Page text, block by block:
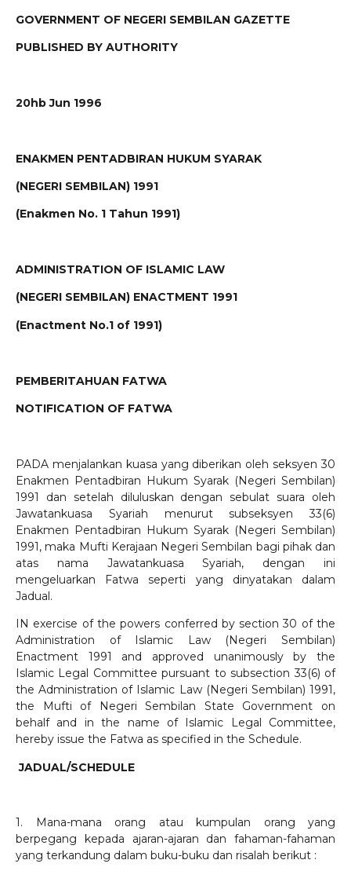
GOVERNMENT OF NEGERI SEMBILAN GAZETTE
PUBLISHED BY AUTHORITY
20hb Jun 1996
ENAKMEN PENTADBIRAN HUKUM SYARAK
(NEGERI SEMBILAN) 1991
(Enakmen No. 1 Tahun 1991)
ADMINISTRATION OF ISLAMIC LAW
(NEGERI SEMBILAN) ENACTMENT 1991
(Enactment No.1 of 1991)
PEMBERITAHUAN FATWA
NOTIFICATION OF FATWA
PADA menjalankan kuasa yang diberikan oleh seksyen 30
Enakmen Pentadbiran Hukum Syarak (Negeri Sembilan)
1991 dan setelah diluluskan dengan sebulat suara oleh
Jawatankuasa Syariah menurut subseksyen 33(6)
Enakmen Pentadbiran Hukum Syarak (Negeri Sembilan)
1991, maka Mufti Kerajaan Negeri Sembilan bagi pihak dan
atas nama Jawatankuasa Syariah, dengan ini
mengeluarkan Fatwa seperti yang dinyatakan dalam
Jadual.
IN exercise of the powers conferred by section 30 of the
Administration of Islamic Law (Negeri Sembilan)
Enactment 1991 and approved unanimously by the
Islamic Legal Committee pursuant to subsection 33(6) of
the Administration of Islamic Law (Negeri Sembilan) 1991,
the Mufti of Negeri Sembilan State Government on
behalf and in the name of Islamic Legal Committee,
hereby issue the Fatwa as specified in the Schedule.
JADUAL/SCHEDULE
1. Mana-mana orang atau kumpulan orang yang
berpegang kepada ajaran-ajaran dan fahaman-fahaman
yang terkandung dalam buku-buku dan risalah berikut :